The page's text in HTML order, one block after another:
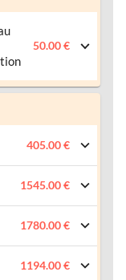
50.00 €
405.00 €
1545.00 €
1780.00 €
1194.00 €